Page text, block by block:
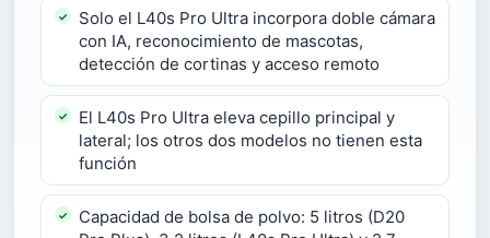
Solo el L40s Pro Ultra incorpora doble cámara
con IA, reconocimiento de mascotas,
detección de cortinas y acceso remoto
El L40s Pro Ultra eleva cepillo principal y
lateral; los otros dos modelos no tienen esta
función
Capacidad de bolsa de polvo: 5 litros (D20